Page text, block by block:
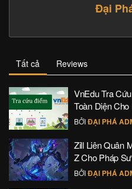
Đại
Tất cả Reviews
VnEdu Tra
Toàn Diện
BỞIĐẠI PHÁ
Zill Liên Quân
Z Cho Pháp
BỞIĐẠI PHÁ